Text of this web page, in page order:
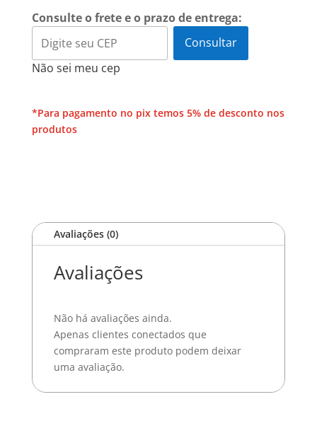
Consulte o frete e o prazo de entrega:
Consultar
Não sei meu cep
*Para pagamento no pix temos 5% de desconto nos
produtos
Avaliações (0)
Avaliações
Não há avaliações ainda.
Apenas clientes conectados que
compraram este produto podem deixar
uma avaliação.